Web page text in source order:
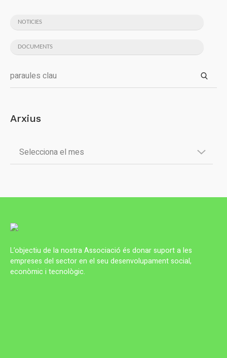
NOTICIES
DOCUMENTS
Arxius
L’objectiu de la nostra Associació és donar suport a les
empreses del sector en el seu desenvolupament social,
econòmic i tecnològic.